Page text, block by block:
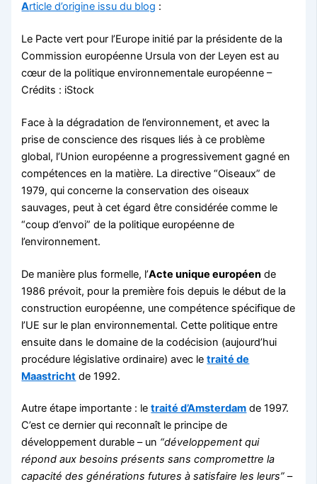
Article d’origine issu du blog :
Le Pacte vert pour l’Europe initié par la présidente de la
Commission européenne Ursula von der Leyen est au
cœur de la politique environnementale européenne –
Crédits : iStock
Face à la dégradation de l’environnement, et avec la
prise de conscience des risques liés à ce problème
global, l’Union européenne a progressivement gagné en
compétences en la matière. La directive “Oiseaux” de
1979, qui concerne la conservation des oiseaux
sauvages, peut à cet égard être considérée comme le
“coup d’envoi” de la politique européenne de
l’environnement.
De manière plus formelle, l’Acte unique européen de
1986 prévoit, pour la première fois depuis le début de la
construction européenne, une compétence spécifique de
l’UE sur le plan environnemental. Cette politique entre
ensuite dans le domaine de la codécision (aujourd’hui
procédure législative ordinaire) avec letraité de
Maastricht de 1992.
Autre étape importante : letraité d’Amsterdam de 1997.
C’est ce dernier qui reconnaît le principe de
développement durable – un “développement qui
répond aux besoins présents sans compromettre la
capacité des générations futures à satisfaire les leurs” –